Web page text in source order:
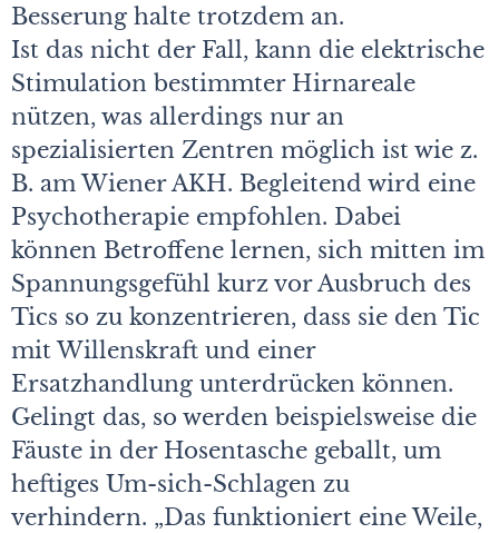
Besserung halte trotzdem an.
Ist das nicht der Fall, kann die elektrische
Stimulation bestimmter Hirnareale
nützen, was allerdings nur an
spezialisierten Zentren möglich ist wie z.
B. am Wiener AKH. Begleitend wird eine
Psychotherapie empfohlen. Dabei
können Betroffene lernen, sich mitten im
Spannungsgefühl kurz vor Ausbruch des
Tics so zu konzentrieren, dass sie den Tic
mit Willenskraft und einer
Ersatzhandlung unterdrücken können.
Gelingt das, so werden beispielsweise die
Fäuste in der Hosentasche geballt, um
heftiges Um-sich-Schlagen zu
verhindern. „Das funktioniert eine Weile,